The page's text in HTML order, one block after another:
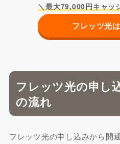
＼最大79,000円キャッ
フレッツ光
フレッツ光の申し
の流れ
フレッツ光の申し込みから開